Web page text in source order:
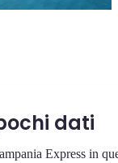
dati
Express in